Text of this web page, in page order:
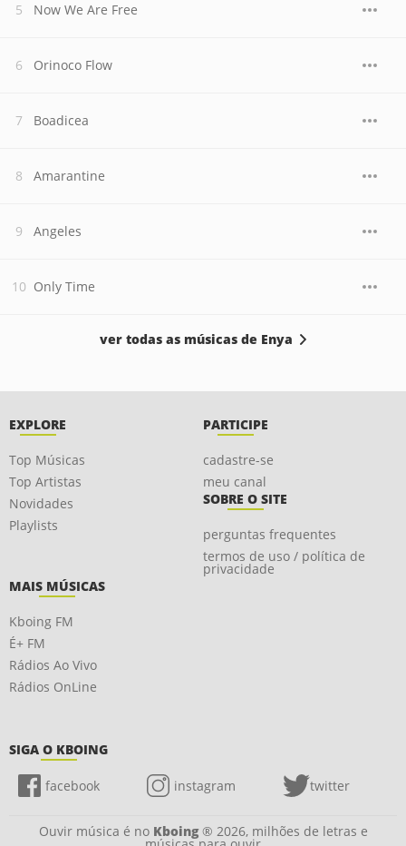
Now We Are Free
Orinoco Flow
Boadicea
Amarantine
Angeles
Only Time
ver todas as músicas de Enya
EXPLORE
Top Músicas
Top Artistas
Novidades
Playlists
PARTICIPE
cadastre-se
meu canal
SOBRE O SITE
perguntas frequentes
termos de uso / política de
privacidade
MAIS MÚSICAS
Kboing FM
É+ FM
Rádios Ao Vivo
Rádios OnLine
SIGA O KBOING
facebook instagram twitter
Ouvir música é no Kboing® 2026, milhões de letras e